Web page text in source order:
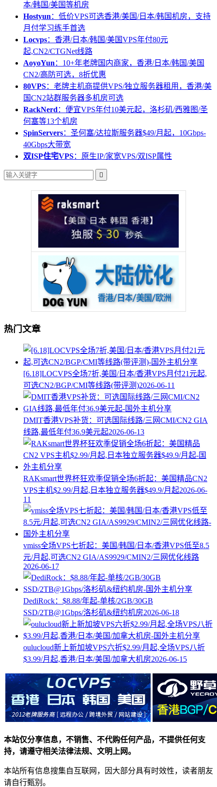
本/韩国/美国等机房
Hostyun ：低价VPS可选香港/美国/日本/韩国机房，支持
月付学习练手首选
Locvps：香港/日本/韩国/美国VPS年付80元
起,CN2/CTGNet线路
AoyoYun ：10+年老牌国内商家，香港/日本/韩国/美国
CN2/高防可选，8折优惠
80VPS：老牌主机商提供VPS/独立服务器租用，香港/美
国CN2站群服务器多机房可选
RackNerd ：便宜VPS年付10美元起，洛杉矶/西雅图/圣
何塞等13个机房
SpinServers：圣何塞/达拉斯服务器$49/月起，10Gbps-
40Gbps大带宽
双ISP住宅VPS：原生IP/家宽VPS/双ISP属性

热门文章
[6.18]LOCVPS全场7折,美国/日本/香港VPS月付21元起,
可选CN2/BGP/CMI等线路(带评测)2026-06-11
DMIT香港VPS补货：可选国际线路/三网CMI/CN2 GIA
线路,最低年付36.9美元起2026-06-13
RAKsmart世界杯狂欢季促销全场6折起：美国精品CN2
VPS主机$2.99/月起,日本独立服务器$49.9/月起2026-06-
11
vmiss全场VPS七折起：美国/韩国/日本/香港VPS低至8.5
元/月起,可选CN2 GIA/AS9929/CMIN2/三网优化线路
2026-06-17
DediRock：$8.88/年起-单核/2GB/30GB
SSD/2TB@1Gbps/洛杉矶&纽约机房2026-06-18
oulucloud新上新加坡VPS六折$2.99/月起,全场VPS八折
$3.99/月起,香港/日本/美国/加拿大机房2026-06-15
本站仅分享信息，不销售、不代购任何产品，不提供任何支
持，请遵守相关法律法规、文明上网。
本站所有信息搜集自互联网，因大部分具有时效性，读者朋友
请自行甄别。